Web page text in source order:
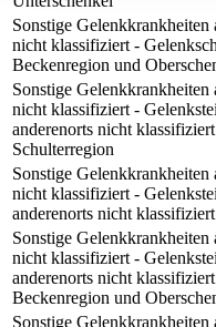
Sonstige Gelenkkrankheiten
nicht klassifiziert -
Beckenregion und
Sonstige Gelenkkrankheiten
nicht klassifiziert -
anderenorts nicht
Schulterregion
Sonstige Gelenkkrankheiten
nicht klassifiziert -
anderenorts nicht
Sonstige Gelenkkrankheiten
nicht klassifiziert -
anderenorts nicht
Beckenregion und
Sonstige Gelenkkrankheiten